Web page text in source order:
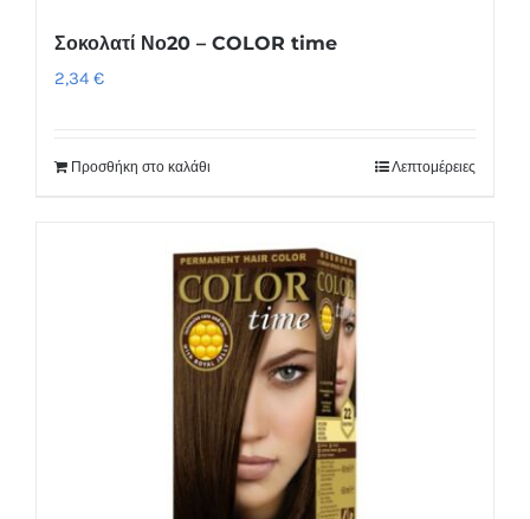
Σοκολατί Νο20 – COLOR time
2,34 €
Προσθήκη στο καλάθι Λεπτομέρειες